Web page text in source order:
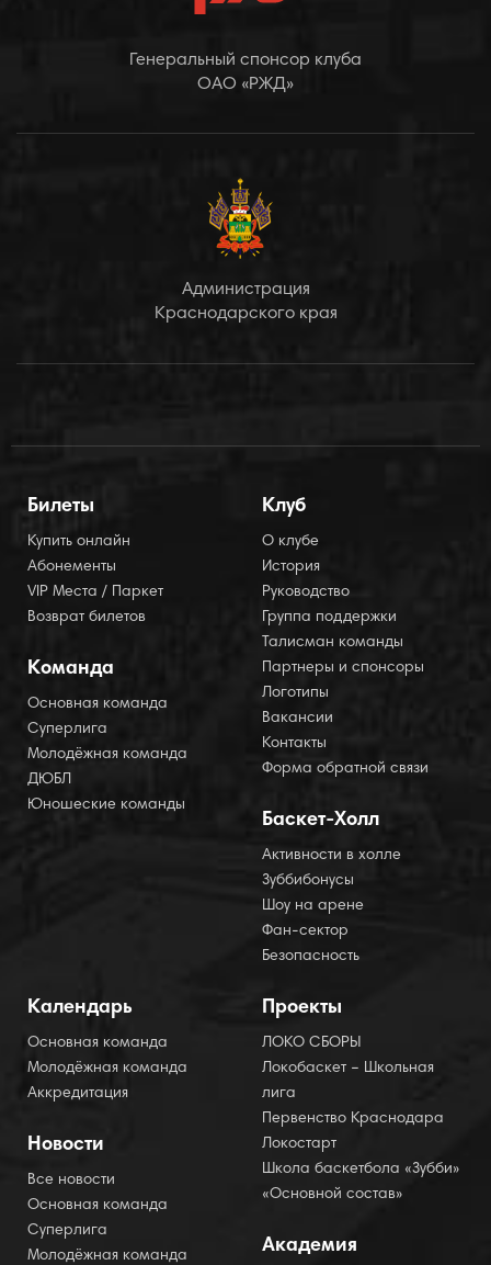
Генеральный спонсор клуба
ОАО «РЖД»
Администрация
Краснодарского края
Билеты
Купить онлайн
Абонементы
VIP Места / Паркет
Возврат билетов
Команда
Основная команда
Суперлига
Молодёжная команда
ДЮБЛ
Юношеские команды
Клуб
О клубе
История
Руководство
Группа поддержки
Талисман команды
Партнеры и спонсоры
Логотипы
Вакансии
Контакты
Форма обратной связи
Баскет-Холл
Активности в холле
Зуббибонусы
Шоу на арене
Фан-сектор
Безопасность
Календарь
Основная команда
Молодёжная команда
Аккредитация
Новости
Все новости
Основная команда
Суперлига
Молодёжная команда
Проекты
ЛОКО СБОРЫ
Локобаскет – Школьная
лига
Первенство Краснодара
Локостарт
Школа баскетбола «Зубби»
«Основной состав»
Академия